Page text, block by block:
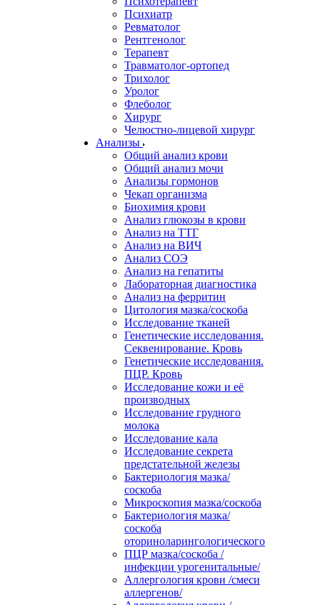
Психиатр
Ревматолог
Рентгенолог
Терапевт
Травматолог-ортопед
Трихолог
Уролог
Флеболог
Хирург
Челюстно-лицевой хирург
Анализы
Общий анализ крови
Общий анализ мочи
Анализы гормонов
Чекап организма
Биохимия крови
Анализ глюкозы в крови
Анализ на ТТГ
Анализ на ВИЧ
Анализ СОЭ
Анализ на гепатиты
Лабораторная диагностика
Анализ на ферритин
Цитология мазка/соскоба
Исследование тканей
Генетические исследования.
Секвенирование. Кровь
Генетические исследования.
ПЦР. Кровь
Исследование кожи и её
производных
Исследование грудного
молока
Исследование кала
Исследование секрета
предстательной железы
Бактериология мазка/
соскоба
Микроскопия мазка/соскоба
Бактериология мазка/
соскоба
оториноларингологического
ПЦР мазка/соскоба /
инфекции урогенитальные/
Аллергология крови /смеси
аллергенов/